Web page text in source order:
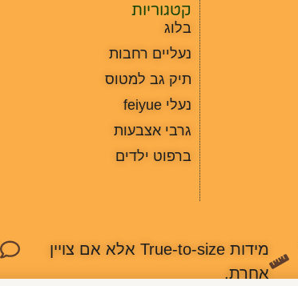
קטגוריות
בלוג
נעליים רחבות
תיק גב למטוס
נעלי feiyue
גרבי אצבעות
ברפוט ילדים
מידות True-to-size אלא אם צויין
אחרת.